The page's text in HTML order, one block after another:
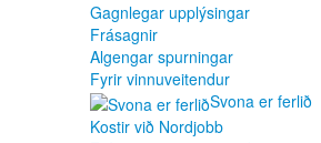
Gagnlegar upplýsingar
Frásagnir
Algengar spurningar
Fyrir vinnuveitendur
Svona er ferlið
Kostir við Nordjobb